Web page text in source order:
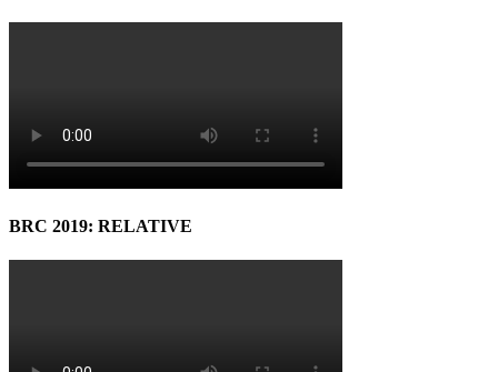
BRC 2019: RELATIVE